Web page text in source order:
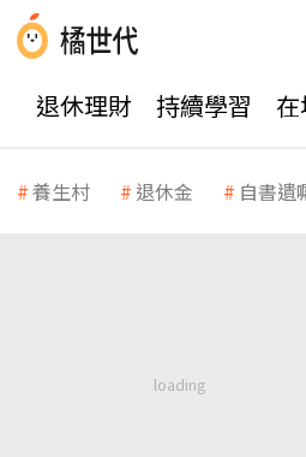
退休理財 持續學習
養生村 退休金 自書遺